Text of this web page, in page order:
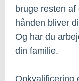
bruge resten af
hånden bliver
Og har du
din familie.
Opkvalificering